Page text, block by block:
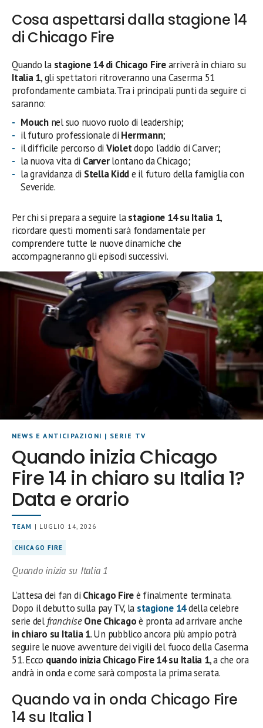
Cosa aspettarsi dalla stagione 14
di Chicago Fire
Quando la stagione 14 di Chicago Firearriverà in chiaro su
Italia 1, gli spettatori ritroveranno una Caserma 51
profondamente cambiata. Tra i principali punti da seguire ci
saranno:
Mouchnel suo nuovo ruolo di leadership;
il futuro professionale di Herrmann;
il difficile percorso di Violetdopo l’addio di Carver;
la nuova vita di Carverlontano da Chicago;
la gravidanza di Stella Kidde il futuro della famiglia con
Severide.
Per chi si prepara a seguire lastagione 14 su Italia 1,
ricordare questi momenti sarà fondamentale per
comprendere tutte le nuove dinamiche che
accompagneranno gli episodi successivi.
NEWS E ANTICIPAZIONI | SERIE TV
Quando inizia Chicago
Fire 14 in chiaro su Italia 1?
Data e orario
TEAM | LUGLIO 14, 2026
CHICAGO FIRE
Quando inizia su Italia 1
L’attesa dei fan di Chicago Fireè finalmente terminata.
Dopo il debutto sulla pay TV, la stagione 14della celebre
serie del franchise One Chicagoè pronta ad arrivare anche
in chiaro su Italia 1. Un pubblico ancora più ampio potrà
seguire le nuove avventure dei vigili del fuoco della Caserma
51. Ecco quando inizia Chicago Fire 14 su Italia 1, a che ora
andrà in onda e come sarà composta la prima serata.
Quando va in onda Chicago Fire
14 su Italia 1